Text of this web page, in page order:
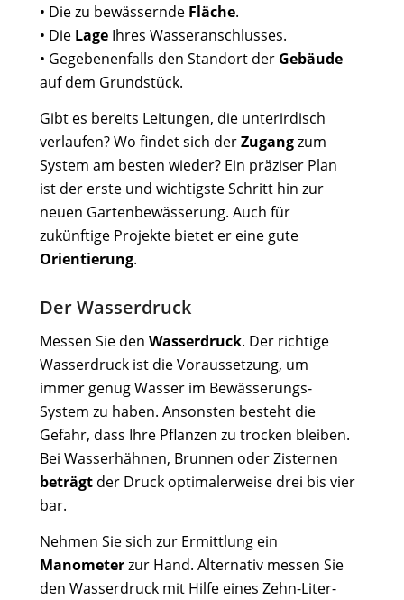
• Die zu bewässernde Fläche.
• Die LageIhres Wasseranschlusses.
• Gegebenenfalls den Standort der Gebäude
auf dem Grundstück.
Gibt es bereits Leitungen, die unterirdisch
verlaufen? Wo findet sich derZugangzum
System am besten wieder? Ein präziser Plan
ist der erste und wichtigste Schritt hin zur
neuen Gartenbewässerung. Auch für
zukünftige Projekte bietet er eine gute
Orientierung.
Der Wasserdruck
Messen Sie den Wasserdruck. Der richtige
Wasserdruck ist die Voraussetzung, um
immer genug Wasser im Bewässerungs-
System zu haben. Ansonsten besteht die
Gefahr, dass Ihre Pflanzen zu trocken bleiben.
Bei Wasserhähnen, Brunnen oder Zisternen
beträgtder Druck optimalerweise drei bis vier
bar.
Nehmen Sie sich zur Ermittlung ein
Manometerzur Hand. Alternativ messen Sie
den Wasserdruck mit Hilfe eines Zehn-Liter-